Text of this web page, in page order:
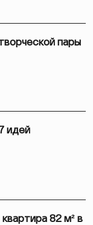
пары
идей
82 м² в